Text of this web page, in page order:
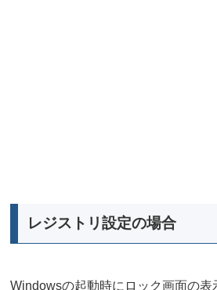
レジストリ設定の場合
Windowsの起動時にロック画面の表